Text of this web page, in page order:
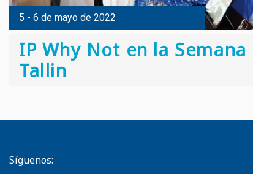
5 - 6 de mayo de 2022
IP Why Not en la
Tallin
Síguenos: